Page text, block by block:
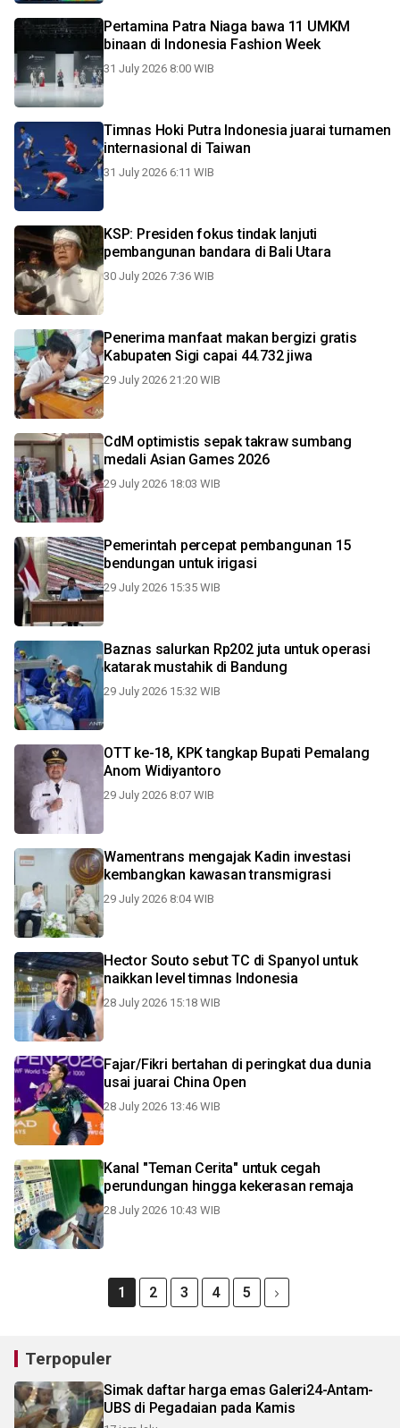
Pertamina Patra Niaga bawa 11 UMKM
binaan di Indonesia Fashion Week
31 July 2026 8:00 WIB
Timnas Hoki Putra Indonesia juarai turnamen
internasional di Taiwan
31 July 2026 6:11 WIB
KSP: Presiden fokus tindak lanjuti
pembangunan bandara di Bali Utara
30 July 2026 7:36 WIB
Penerima manfaat makan bergizi gratis
Kabupaten Sigi capai 44.732 jiwa
29 July 2026 21:20 WIB
CdM optimistis sepak takraw sumbang
medali Asian Games 2026
29 July 2026 18:03 WIB
Pemerintah percepat pembangunan 15
bendungan untuk irigasi
29 July 2026 15:35 WIB
Baznas salurkan Rp202 juta untuk operasi
katarak mustahik di Bandung
29 July 2026 15:32 WIB
OTT ke-18, KPK tangkap Bupati Pemalang
Anom Widiyantoro
29 July 2026 8:07 WIB
Wamentrans mengajak Kadin investasi
kembangkan kawasan transmigrasi
29 July 2026 8:04 WIB
Hector Souto sebut TC di Spanyol untuk
naikkan level timnas Indonesia
28 July 2026 15:18 WIB
Fajar/Fikri bertahan di peringkat dua dunia
usai juarai China Open
28 July 2026 13:46 WIB
Kanal "Teman Cerita" untuk cegah
perundungan hingga kekerasan remaja
28 July 2026 10:43 WIB
1 2 3 4 5
Terpopuler
Simak daftar harga emas Galeri24-Antam-
UBS di Pegadaian pada Kamis